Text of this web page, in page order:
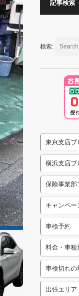
記事検索
検索:
東京支店ブ
横浜支店ブ
保険事業部
キャンペー
車検予約
料金・車種
車検切れの
出張エリア